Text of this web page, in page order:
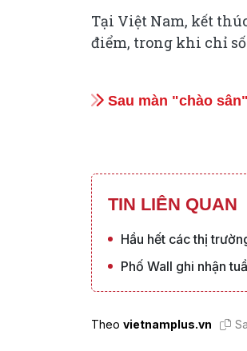
Tại Việt Nam, kết
điểm, trong khi chỉ số
Sau màn "chào
TIN LIÊN QUAN
Hầu hết các thị
Phố Wall ghi nhận
Theo vietnamplus.vn